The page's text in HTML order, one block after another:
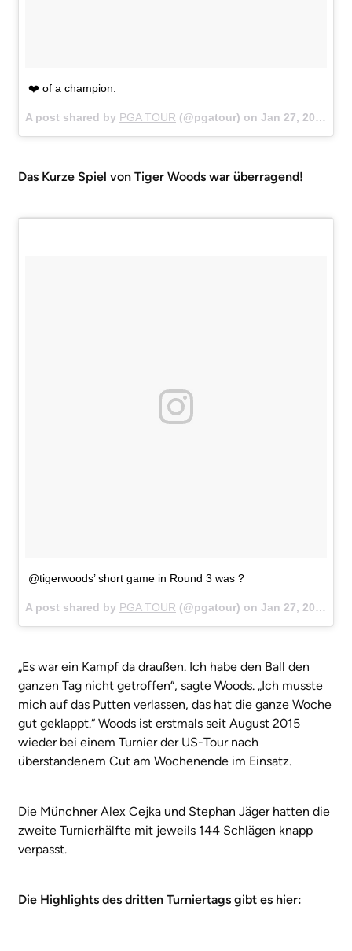
❤️ of a champion.
A post shared by PGA TOUR (@pgatour) on Jan 27, 2018 at 7:24pm PST
Das Kurze Spiel von Tiger Woods war überragend!
@tigerwoods’ short game in Round 3 was ?
A post shared by PGA TOUR (@pgatour) on Jan 27, 2018 at 3:09pm PST
„Es war ein Kampf da draußen. Ich habe den Ball den
ganzen Tag nicht getroffen“, sagte Woods. „Ich musste
mich auf das Putten verlassen, das hat die ganze Woche
gut geklappt.“ Woods ist erstmals seit August 2015
wieder bei einem Turnier der US-Tour nach
überstandenem Cut am Wochenende im Einsatz.
Die Münchner Alex Cejka und Stephan Jäger hatten die
zweite Turnierhälfte mit jeweils 144 Schlägen knapp
verpasst.
Die Highlights des dritten Turniertags gibt es hier: